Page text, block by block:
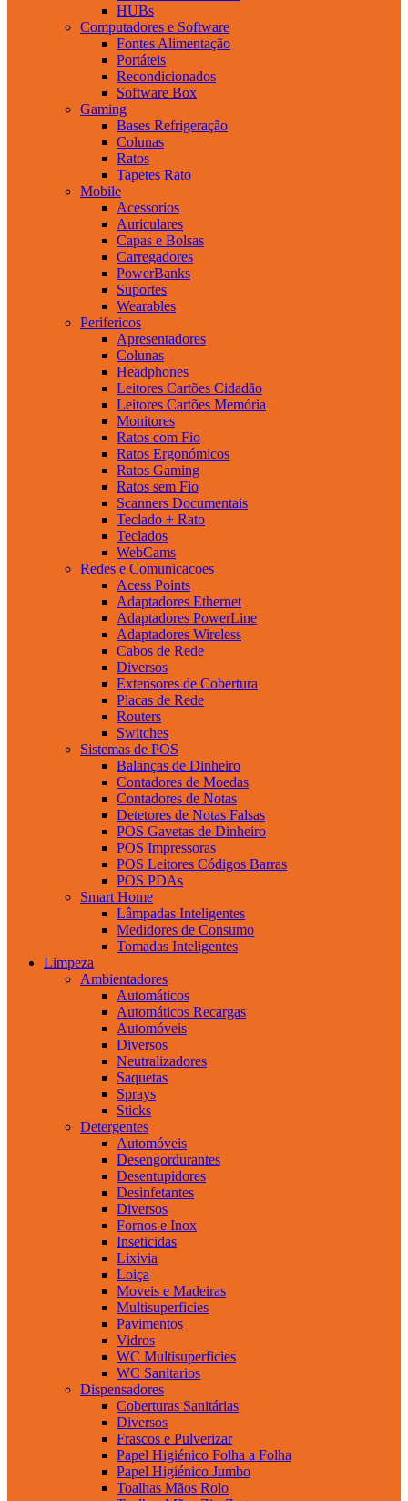
HUBs
Computadores e Software
Fontes Alimentação
Portáteis
Recondicionados
Software Box
Gaming
Bases Refrigeração
Colunas
Ratos
Tapetes Rato
Mobile
Acessorios
Auriculares
Capas e Bolsas
Carregadores
PowerBanks
Suportes
Wearables
Perifericos
Apresentadores
Colunas
Headphones
Leitores Cartões Cidadão
Leitores Cartões Memória
Monitores
Ratos com Fio
Ratos Ergonómicos
Ratos Gaming
Ratos sem Fio
Scanners Documentais
Teclado + Rato
Teclados
WebCams
Redes e Comunicacoes
Acess Points
Adaptadores Ethernet
Adaptadores PowerLine
Adaptadores Wireless
Cabos de Rede
Diversos
Extensores de Cobertura
Placas de Rede
Routers
Switches
Sistemas de POS
Balanças de Dinheiro
Contadores de Moedas
Contadores de Notas
Detetores de Notas Falsas
POS Gavetas de Dinheiro
POS Impressoras
POS Leitores Códigos Barras
POS PDAs
Smart Home
Lâmpadas Inteligentes
Medidores de Consumo
Tomadas Inteligentes
Limpeza
Ambientadores
Automáticos
Automáticos Recargas
Automóveis
Diversos
Neutralizadores
Saquetas
Sprays
Sticks
Detergentes
Automóveis
Desengordurantes
Desentupidores
Desinfetantes
Diversos
Fornos e Inox
Inseticidas
Lixivia
Loiça
Moveis e Madeiras
Multisuperficies
Pavimentos
Vidros
WC Multisuperficies
WC Sanitarios
Dispensadores
Coberturas Sanitárias
Diversos
Frascos e Pulverizar
Papel Higiénico Folha a Folha
Papel Higiénico Jumbo
Toalhas Mãos Rolo